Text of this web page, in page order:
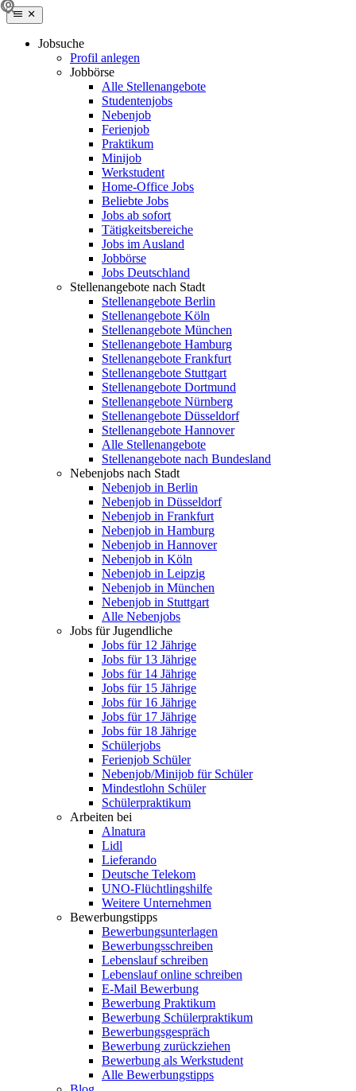
Jobsuche
Profil anlegen
Jobbörse
Alle Stellenangebote
Studentenjobs
Nebenjob
Ferienjob
Praktikum
Minijob
Werkstudent
Home-Office Jobs
Beliebte Jobs
Jobs ab sofort
Tätigkeitsbereiche
Jobs im Ausland
Jobbörse
Jobs Deutschland
Stellenangebote nach Stadt
Stellenangebote Berlin
Stellenangebote Köln
Stellenangebote München
Stellenangebote Hamburg
Stellenangebote Frankfurt
Stellenangebote Stuttgart
Stellenangebote Dortmund
Stellenangebote Nürnberg
Stellenangebote Düsseldorf
Stellenangebote Hannover
Alle Stellenangebote
Stellenangebote nach Bundesland
Nebenjobs nach Stadt
Nebenjob in Berlin
Nebenjob in Düsseldorf
Nebenjob in Frankfurt
Nebenjob in Hamburg
Nebenjob in Hannover
Nebenjob in Köln
Nebenjob in Leipzig
Nebenjob in München
Nebenjob in Stuttgart
Alle Nebenjobs
Jobs für Jugendliche
Jobs für 12 Jährige
Jobs für 13 Jährige
Jobs für 14 Jährige
Jobs für 15 Jährige
Jobs für 16 Jährige
Jobs für 17 Jährige
Jobs für 18 Jährige
Schülerjobs
Ferienjob Schüler
Nebenjob/Minijob für Schüler
Mindestlohn Schüler
Schülerpraktikum
Arbeiten bei
Alnatura
Lidl
Lieferando
Deutsche Telekom
UNO-Flüchtlingshilfe
Weitere Unternehmen
Bewerbungstipps
Bewerbungsunterlagen
Bewerbungsschreiben
Lebenslauf schreiben
Lebenslauf online schreiben
E-Mail Bewerbung
Bewerbung Praktikum
Bewerbung Schülerpraktikum
Bewerbungsgespräch
Bewerbung zurückziehen
Bewerbung als Werkstudent
Alle Bewerbungstipps